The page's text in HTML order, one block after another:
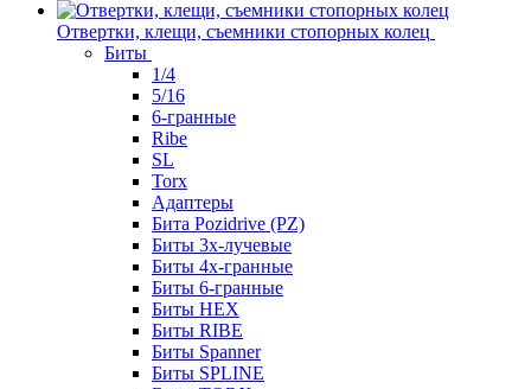
Отвертки, клещи, съемники стопорных колец
Биты
1/4
5/16
6-гранные
Ribe
SL
Torx
Адаптеры
Бита Pozidrive (PZ)
Биты 3х-лучевые
Биты 4х-гранные
Биты 6-гранные
Биты HEX
Биты RIBE
Биты Spanner
Биты SPLINE